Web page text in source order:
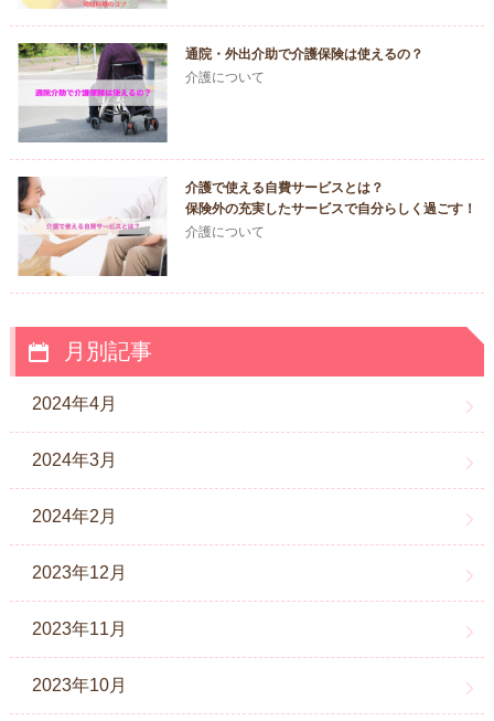
通院・外出介助で介護保険は使えるの？
介護について
介護で使える自費サービスとは？
保険外の充実したサービスで自分らしく過ごす！
介護について
月別記事
2024年4月
2024年3月
2024年2月
2023年12月
2023年11月
2023年10月